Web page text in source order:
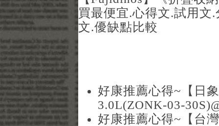
買最便宜.心得文.試用文
文.優缺點比較
好康推薦心得~【日
3.0L(ZONK-03-
好康推薦心得~【台